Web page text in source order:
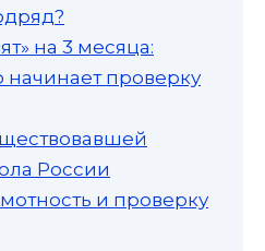
на 3 месяца:
проверку
России
и проверку